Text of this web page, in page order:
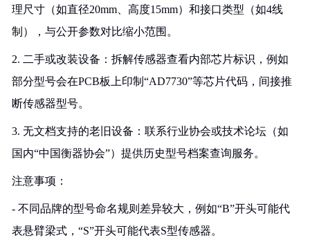
理尺寸（如直径20mm、高度15mm）和接口类型（如4线
制），与公开参数对比缩小范围。
2. 二手或改装设备：拆解传感器查看内部芯片标识，例如
部分型号会在PCB板上印制“AD7730”等芯片代码，间接推
断传感器型号。
3. 无文档支持的老旧设备：联系行业协会或技术论坛（如
国内“中国衡器协会”）提供历史型号档案查询服务。
注意事项：
- 不同品牌的型号命名规则差异较大，例如“B”开头可能代
表悬臂梁式，“S”开头可能代表S型传感器。